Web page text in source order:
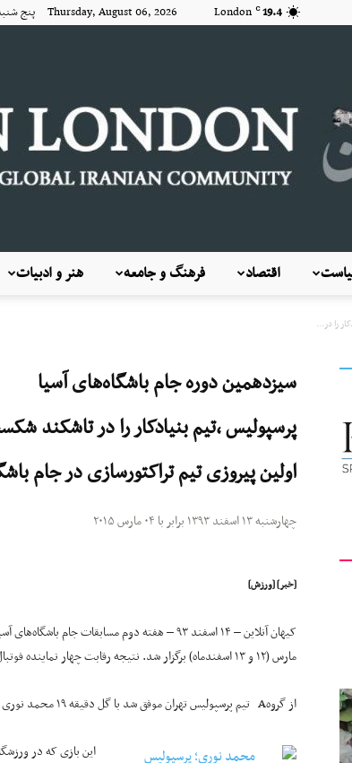
19.4
C
London Thursday, August 06, 2026 پنج شنبه, ۱۵ مرداد ۱۴۰۵
کیهان
هنر و ادبیات فرهنگ و جامعه اقتصاد
را در...
سیزدهمین دوره جام باشگاه‌های آسیا
پرسپولیس ،تیم بنیادکار را در تاشکند
اولین پیروزی تیم تراکتورسازی در جام
چهارشنبه ۱۳ اسفند ۱۳۹۳ برابر با ۰۴ مارس ۲۰۱۵
[خبر] [ورزش]
مارس (۱۲ و ۱۳ اسفندماه) برگزار شد. نتیجه رقابت چهار نماینده فوتبال ایران در این مرحله از مسابقات دو پیروزی و دو مساوی بود.
از گروهA تیم پرسپولیس تهران موفق شد با گل دقیقه ۱۹ محمد نوری از روی نقطه پنالتی تیم پر قدرت بنیادکار را شکست دهد.
این بازی که در